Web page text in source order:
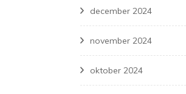
december 2024
november 2024
oktober 2024